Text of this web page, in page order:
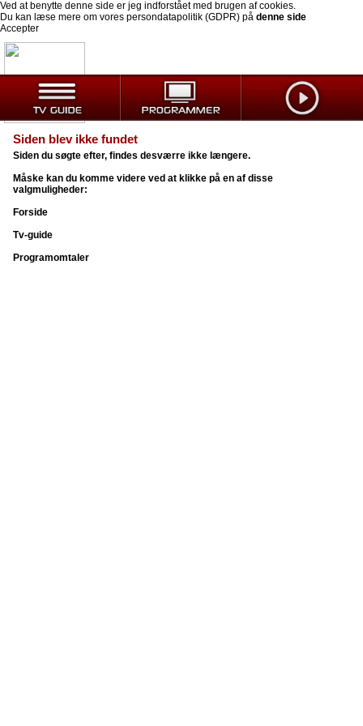
Ved at benytte denne side er jeg indforstået med brugen af cookies.
Du kan læse mere om vores persondatapolitik (GDPR) på denne side
Accepter
Siden blev ikke fundet
Siden du søgte efter, findes desværre ikke længere.
Måske kan du komme videre ved at klikke på en af disse
valgmuligheder:
Forside
Tv-guide
Programomtaler